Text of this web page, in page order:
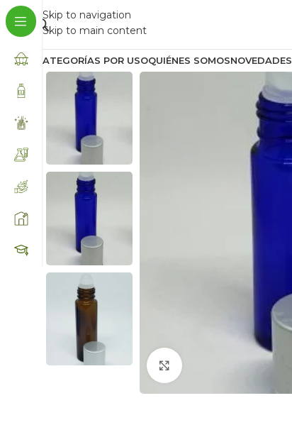
Skip to navigation
Skip to main content
CATEGORÍAS POR USOQUIÉNES SOMOSNOVEDADES